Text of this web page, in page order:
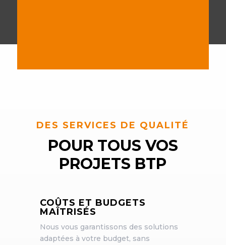
DES SERVICES DE QUALITÉ
POUR TOUS VOS
PROJETS BTP
COÛTS ET BUDGETS
MAÎTRISÉS
Nous vous garantissons des solutions
adaptées à votre budget, sans